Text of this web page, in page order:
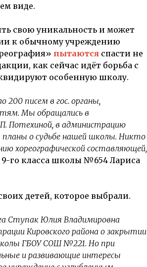
виде.
свою уникальность и может
к обычному учреждению
пытаются спасти не
как сейчас идёт борьба с
особенную школу.
200 писем в гос. органы,
Мы обращались в
Потехиной, в администрацию
о судьбе нашей школы. Никто
хореографической составляющей,
го класса школы №654 Лариса
детей, которое выбрали.
Ступак Юлия Владимировна
Кировского района о закрытии
ГБОУ СОШ №221. Но при
и развивающие интересы